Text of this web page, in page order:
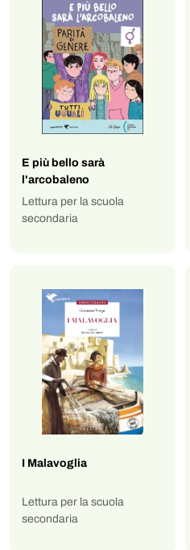
E più bello sarà
l'arcobaleno
Lettura per la scuola
secondaria
I Malavoglia
Lettura per la scuola
secondaria